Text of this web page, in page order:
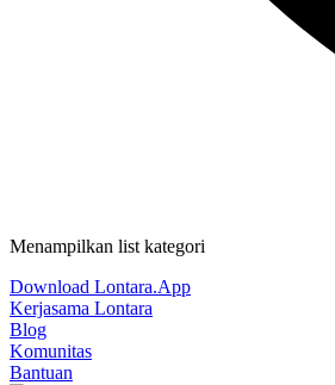
Menampilkan list kategori
Download Lontara.App
Kerjasama Lontara
Blog
Komunitas
Bantuan